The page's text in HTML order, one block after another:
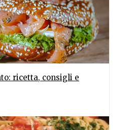
ricetta, consigli e